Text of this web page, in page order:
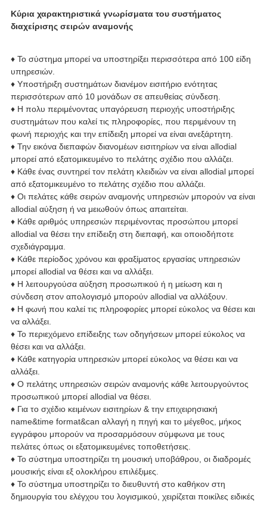
Κύρια χαρακτηριστικά γνωρίσματα του συστήματος
διαχείρισης σειρών αναμονής
♦ Το σύστημα μπορεί να υποστηρίξει περισσότερα από 100 είδη
υπηρεσιών.
♦ Υποστήριξη συστημάτων διανέμον εισιτήριο ενότητας
περισσότερων από 10 μονάδων σε απευθείας σύνδεση.
♦ Η πολυ περιμένοντας υπαγόρευση περιοχής υποστήριξης
συστημάτων που καλεί τις πληροφορίες, που περιμένουν τη
φωνή περιοχής και την επίδειξη μπορεί να είναι ανεξάρτητη.
♦ Την εικόνα διεπαφών διανομέων εισιτηρίων να είναι allodial
μπορεί από εξατομικευμένο το πελάτης σχέδιο που αλλάζει.
♦ Κάθε ένας συντηρεί τον πελάτη κλειδιών να είναι allodial μπορεί
από εξατομικευμένο το πελάτης σχέδιο που αλλάζει.
♦ Οι πελάτες κάθε σειρών αναμονής υπηρεσιών μπορούν να είναι
allodial αύξηση ή να μειωθούν όπως απαιτείται.
♦ Κάθε αριθμός υπηρεσιών περιμένοντας προσώπου μπορεί
allodial να θέσει την επίδειξη στη διεπαφή, και οποιοδήποτε
σχεδιάγραμμα.
♦ Κάθε περίοδος χρόνου και φραξίματος εργασίας υπηρεσιών
μπορεί allodial να θέσει και να αλλάξει.
♦ Η λειτουργούσα αύξηση προσωπικού ή η μείωση και η
σύνδεση στον απολογισμό μπορούν allodial να αλλάξουν.
♦ Η φωνή που καλεί τις πληροφορίες μπορεί εύκολος να θέσει και
να αλλάξει.
♦ Το περιεχόμενο επίδειξης των οδηγήσεων μπορεί εύκολος να
θέσει και να αλλάξει.
♦ Κάθε κατηγορία υπηρεσιών μπορεί εύκολος να θέσει και να
αλλάξει.
♦ Ο πελάτης υπηρεσιών σειρών αναμονής κάθε λειτουργούντος
προσωπικού μπορεί allodial να θέσει.
♦ Για το σχέδιο κειμένων εισιτηρίων & την επιχειρησιακή
name&time format&can αλλαγή η πηγή και το μέγεθος, μήκος
εγγράφου μπορούν να προσαρμόσουν σύμφωνα με τους
πελάτες όπως οι εξατομικευμένες τοποθετήσεις.
♦ Το σύστημα υποστηρίζει τη μουσική υποβάθρου, οι διαδρομές
μουσικής είναι εξ ολοκλήρου επιλέξιμες.
♦ Το σύστημα υποστηρίζει το διευθυντή στο καθήκον στη
δημιουργία του ελέγχου του λογισμικού, χειρίζεται ποικίλες ειδικές